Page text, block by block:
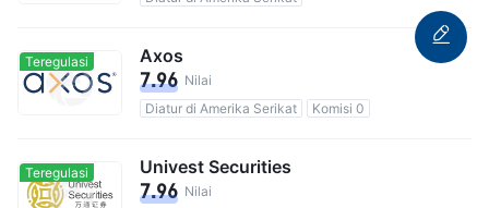
Teregulasi Axos
7.96 Nilai
Diatur di Amerika Serikat
Komisi 0
Teregulasi Univest Securities
7.96 Nilai